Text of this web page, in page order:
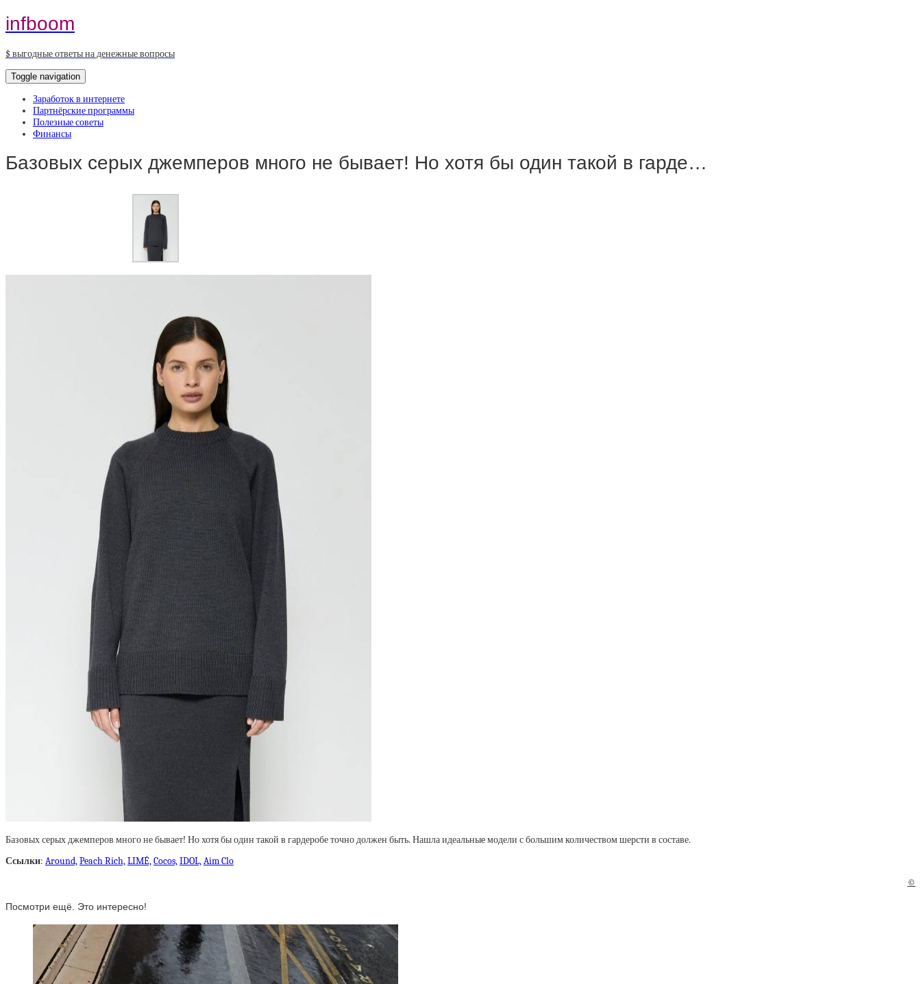
infboom
$ выгодные ответы на денежные вопросы
Toggle navigation
Заработок в интернете
Партнёрские программы
Полезные советы
Финансы
Базовых серых джемперов много не бывает! Но хотя бы один такой в гарде…
Базовых серых джемперов много не бывает! Но хотя бы один такой в гардеробе точно должен быть. Нашла идеальныe модели с большим количеством шерсти в составе.
Ссылки: Around,Peach Rich,LIMÉ,Cocos,IDOL,Aim Clo
©
Посмотри ещё. Это интересно!